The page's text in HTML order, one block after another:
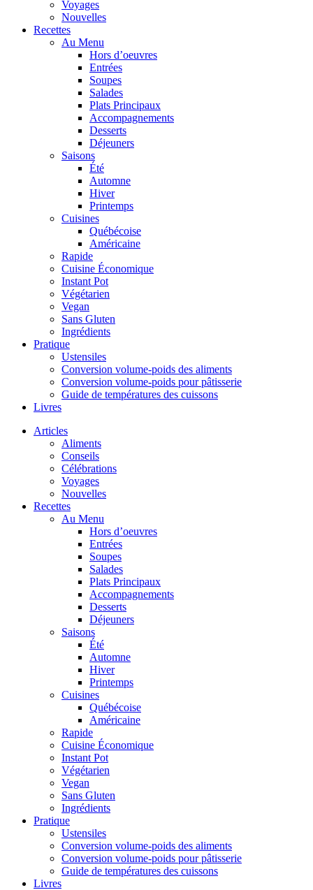
Voyages
Nouvelles
Recettes
Au Menu
Hors d’oeuvres
Entrées
Soupes
Salades
Plats Principaux
Accompagnements
Desserts
Déjeuners
Saisons
Été
Automne
Hiver
Printemps
Cuisines
Québécoise
Américaine
Rapide
Cuisine Économique
Instant Pot
Végétarien
Vegan
Sans Gluten
Ingrédients
Pratique
Ustensiles
Conversion volume-poids des aliments
Conversion volume-poids pour pâtisserie
Guide de températures des cuissons
Livres
Articles
Aliments
Conseils
Célébrations
Voyages
Nouvelles
Recettes
Au Menu
Hors d’oeuvres
Entrées
Soupes
Salades
Plats Principaux
Accompagnements
Desserts
Déjeuners
Saisons
Été
Automne
Hiver
Printemps
Cuisines
Québécoise
Américaine
Rapide
Cuisine Économique
Instant Pot
Végétarien
Vegan
Sans Gluten
Ingrédients
Pratique
Ustensiles
Conversion volume-poids des aliments
Conversion volume-poids pour pâtisserie
Guide de températures des cuissons
Livres